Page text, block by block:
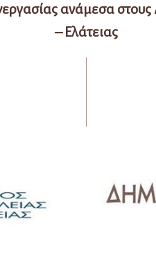
ανάμεσα
– Ελάτειας